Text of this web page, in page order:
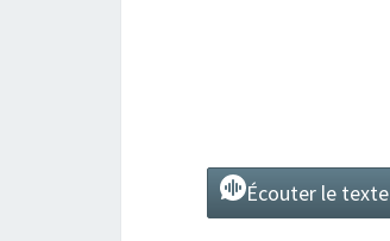
Écouter le texte